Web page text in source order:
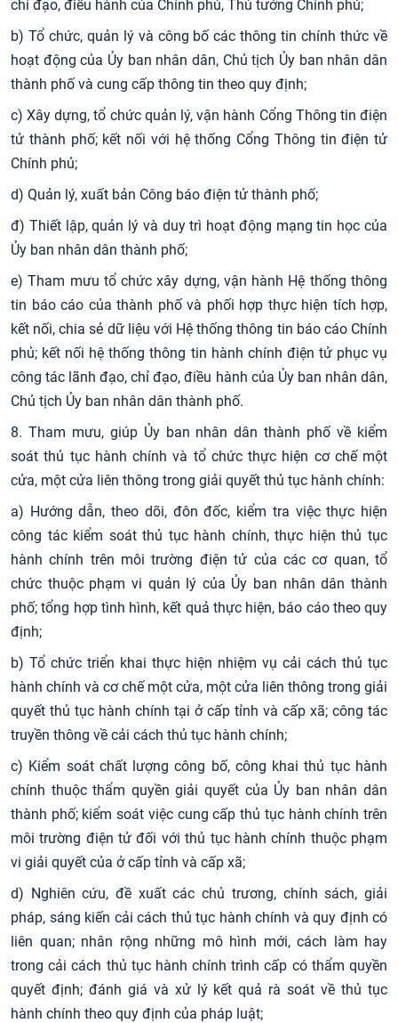
chỉ đạo, điều hành của Chính phủ, Thủ tướng Chính phủ;
b) Tổ chức, quản lý và công bố các thông tin chính thức về
hoạt động của Ủy ban nhân dân, Chủ tịch Ủy ban nhân dân
thành phố và cung cấp thông tin theo quy định;
c) Xây dựng, tổ chức quản lý, vận hành Cổng Thông tin điện
tử thành phố; kết nối với hệ thống Cổng Thông tin điện tử
Chính phủ;
d) Quản lý, xuất bản Công báo điện tử thành phố;
đ) Thiết lập, quản lý và duy trì hoạt động mạng tin học của
Ủy ban nhân dân thành phố;
e) Tham mưu tổ chức xây dựng, vận hành Hệ thống thông
tin báo cáo của thành phố và phối hợp thực hiện tích hợp,
kết nối, chia sẻ dữ liệu với Hệ thống thông tin báo cáo Chính
phủ; kết nối hệ thống thông tin hành chính điện tử phục vụ
công tác lãnh đạo, chỉ đạo, điều hành của Ủy ban nhân dân,
Chủ tịch Ủy ban nhân dân thành phố.
8. Tham mưu, giúp Ủy ban nhân dân thành phố về kiểm
soát thủ tục hành chính và tổ chức thực hiện cơ chế một
cửa, một cửa liên thông trong giải quyết thủ tục hành chính:
a) Hướng dẫn, theo dõi, đôn đốc, kiểm tra việc thực hiện
công tác kiểm soát thủ tục hành chính, thực hiện thủ tục
hành chính trên môi trường điện tử của các cơ quan, tổ
chức thuộc phạm vi quản lý của Ủy ban nhân dân thành
phố; tổng hợp tình hình, kết quả thực hiện, báo cáo theo quy
định;
b) Tổ chức triển khai thực hiện nhiệm vụ cải cách thủ tục
hành chính và cơ chế một cửa, một cửa liên thông trong giải
quyết thủ tục hành chính tại ở cấp tỉnh và cấp xã; công tác
truyền thông về cải cách thủ tục hành chính;
c) Kiểm soát chất lượng công bố, công khai thủ tục hành
chính thuộc thẩm quyền giải quyết của Ủy ban nhân dân
thành phố; kiểm soát việc cung cấp thủ tục hành chính trên
môi trường điện tử đối với thủ tục hành chính thuộc phạm
vi giải quyết của ở cấp tỉnh và cấp xã;
d) Nghiên cứu, đề xuất các chủ trương, chính sách, giải
pháp, sáng kiến cải cách thủ tục hành chính và quy định có
liên quan; nhân rộng những mô hình mới, cách làm hay
trong cải cách thủ tục hành chính trình cấp có thẩm quyền
quyết định; đánh giá và xử lý kết quả rà soát về thủ tục
hành chính theo quy định của pháp luật;